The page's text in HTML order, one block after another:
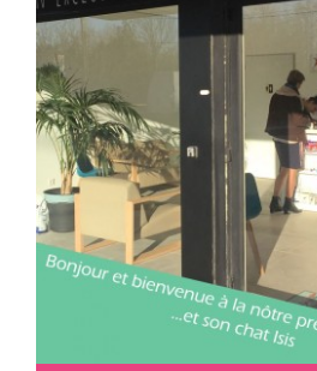
Cabinet vétérinaire Cavaillon
Posté le 07 jan. 2019